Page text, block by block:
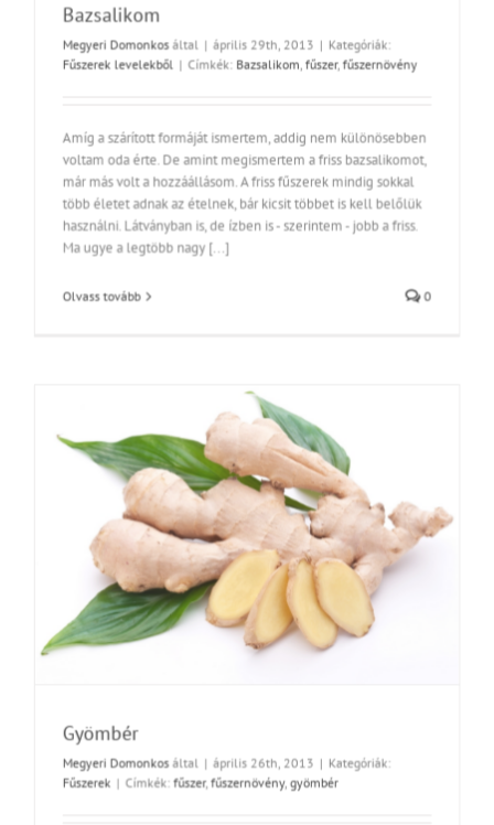
Bazsalikom
Megyeri Domonkosáltal | április 29th, 2013 | Kategóriák:
Fűszerek levelekből | Címkék: Bazsalikom, fűszer, fűszernövény
Amíg a szárított formáját ismertem, addig nem különösebben
voltam oda érte. De amint megismertem a friss bazsalikomot,
már más volt a hozzáállásom. A friss fűszerek mindig sokkal
több életet adnak az ételnek, bár kicsit többet is kell belőlük
használni. Látványban is, de ízben is - szerintem - jobb a friss.
Ma ugye a legtöbb nagy [...]
Olvass tovább 0
Gyömbér
Megyeri Domonkosáltal | április 26th, 2013 | Kategóriák:
Fűszerek | Címkék: fűszer, fűszernövény, gyömbér